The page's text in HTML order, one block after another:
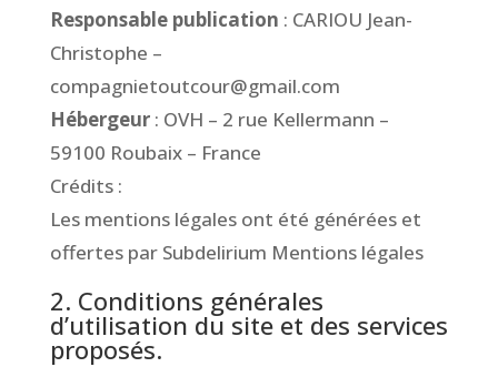
Responsable publication : CARIOU Jean-
Christophe –
compagnietoutcour@gmail.com
Hébergeur: OVH – 2 rue Kellermann –
59100 Roubaix – France
Crédits :
Les mentions légales ont été générées et
offertes par Subdelirium Mentions légales
2. Conditions générales
d’utilisation du site et des services
proposés.